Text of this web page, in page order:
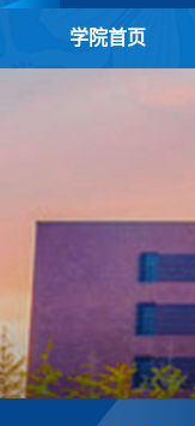
学院首页